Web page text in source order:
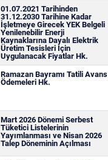
01.07.2021 Tarihinden
31.12.2030 Tarihine Kadar
İşletmeye Girecek YEK Belgeli
Yenilenebilir Enerji
Kaynaklarına Dayalı Elektrik
Üretim Tesisleri İçin
Uygulanacak Fiyatlar Hk.
Ramazan Bayramı Tatili Avans
Ödemeleri Hk.
Mart 2026 Dönemi Serbest
Tüketici Listelerinin
Yayımlanması ve Nisan 2026
Talep Döneminin Açılması